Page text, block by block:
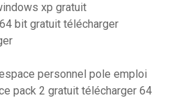
xp gratuit
bit gratuit télécharger
personnel pole emploi
pack 2 gratuit télécharger 64